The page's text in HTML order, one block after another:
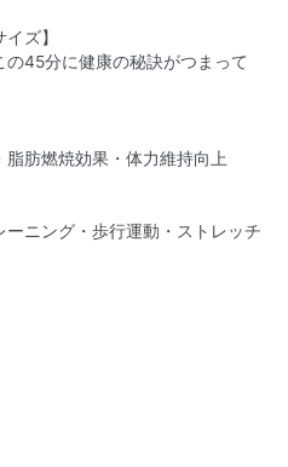
ズ】
45分に健康の秘訣がつまって
肪燃焼効果・体力維持向上
ニング・歩行運動・ストレッチ